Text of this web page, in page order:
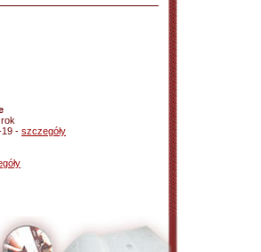
19 - szczegóły